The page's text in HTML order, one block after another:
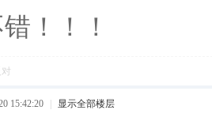
！！！
对
15:42:20 显示全部楼层